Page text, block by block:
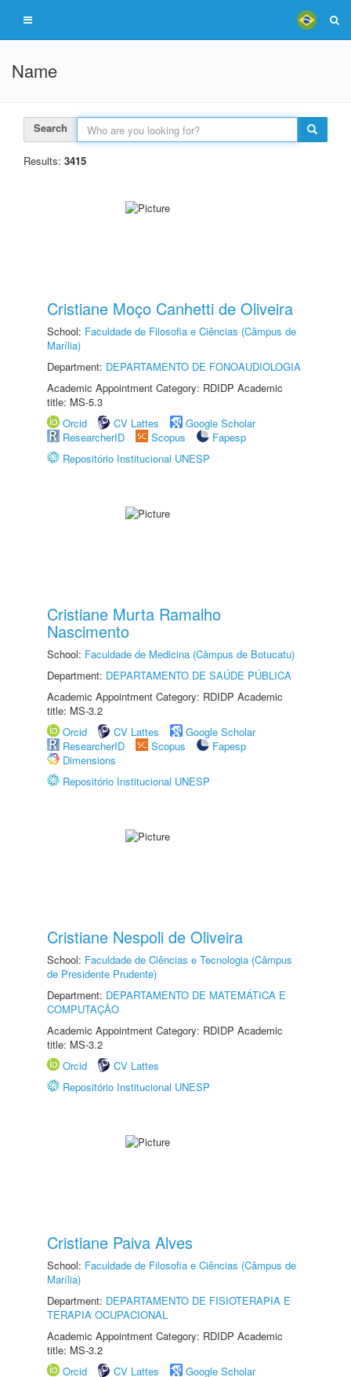
Name
Search
Results: 3415
Cristiane Moço Canhetti de Oliveira
School: Faculdade de Filosofia e Ciências (Câmpus de
Marília)
Department: DEPARTAMENTO DE FONOAUDIOLOGIA
Academic Appointment Category: RDIDP Academic
title: MS-5.3
Orcid
CV Lattes
Google Scholar
ResearcherID
Scopus
Fapesp
Repositório Institucional UNESP
Cristiane Murta Ramalho
Nascimento
School: Faculdade de Medicina (Câmpus de Botucatu)
Department: DEPARTAMENTO DE SAÚDE PÚBLICA
Academic Appointment Category: RDIDP Academic
title: MS-3.2
Orcid
CV Lattes
Google Scholar
ResearcherID
Scopus
Fapesp
Dimensions
Repositório Institucional UNESP
Cristiane Nespoli de Oliveira
School: Faculdade de Ciências e Tecnologia (Câmpus
de Presidente Prudente)
Department: DEPARTAMENTO DE MATEMÁTICA E
COMPUTAÇÃO
Academic Appointment Category: RDIDP Academic
title: MS-3.2
Orcid
CV Lattes
Repositório Institucional UNESP
Cristiane Paiva Alves
School: Faculdade de Filosofia e Ciências (Câmpus de
Marília)
Department: DEPARTAMENTO DE FISIOTERAPIA E
TERAPIA OCUPACIONAL
Academic Appointment Category: RDIDP Academic
title: MS-3.2
Orcid
CV Lattes
Google Scholar